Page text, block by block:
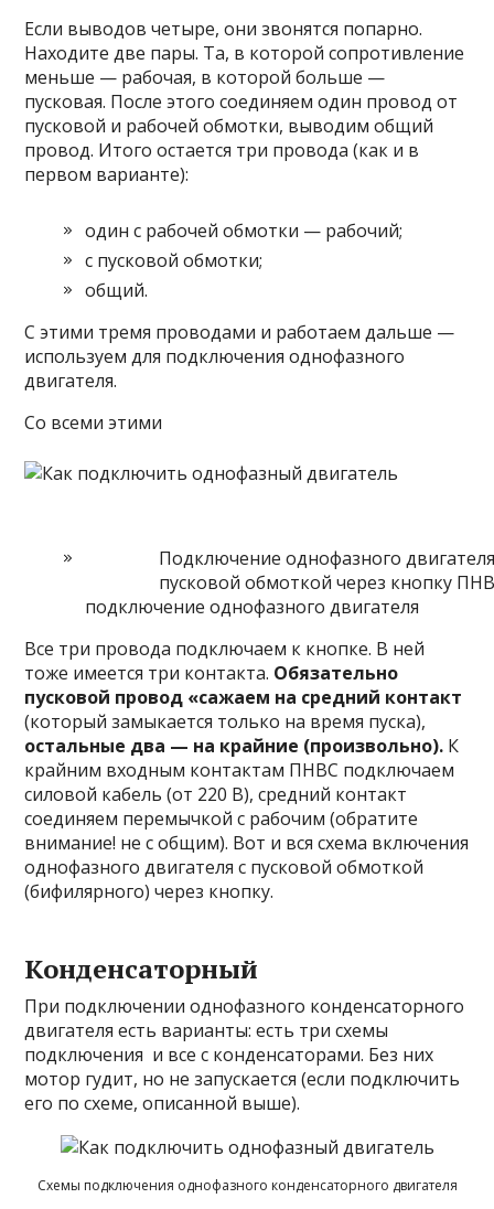
Если выводов четыре, они звонятся попарно.
Находите две пары. Та, в которой сопротивление
меньше — рабочая, в которой больше —
пусковая. После этого соединяем один провод от
пусковой и рабочей обмотки, выводим общий
провод. Итого остается три провода (как и в
первом варианте):
один с рабочей обмотки — рабочий;
с пусковой обмотки;
общий.
С этими тремя проводами и работаем дальше —
используем для подключения однофазного
двигателя.
Со всеми этими
Подключение однофазного
пусковой обмоткой через кнопку
подключение однофазного двигателя
Все три провода подключаем к кнопке. В ней
тоже имеется три контакта. Обязательно
пусковой провод «сажаем на средний контакт
(который замыкается только на время пуска),
остальные два — на крайние (произвольно). К
крайним входным контактам ПНВС подключаем
силовой кабель (от 220 В), средний контакт
соединяем перемычкой с рабочим (обратите
внимание! не с общим). Вот и вся схема включения
однофазного двигателя с пусковой обмоткой
(бифилярного) через кнопку.
Конденсаторный
При подключении однофазного конденсаторного
двигателя есть варианты: есть три схемы
подключения и все с конденсаторами. Без них
мотор гудит, но не запускается (если подключить
его по схеме, описанной выше).
Схемы подключения однофазного конденсаторного двигателя